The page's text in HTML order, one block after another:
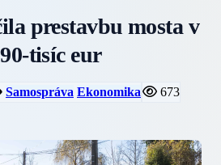
prestavbu mosta v
tisíc eur
Samospráva Ekonomika
673